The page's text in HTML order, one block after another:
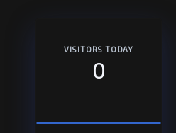
VISITORS TODAY
0